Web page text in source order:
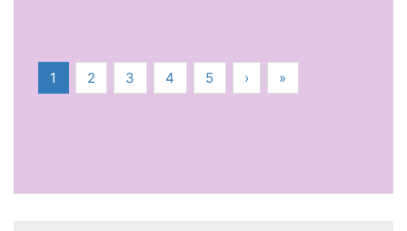
1 2 3 4 5 › »